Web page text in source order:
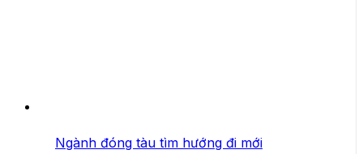
Ngành đóng tàu tìm hướng đi mới